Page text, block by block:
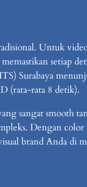
Untuk
setiap
Surabaya
(rata-rata 8 detik).
sangat smooth
Dengan
brand Anda di